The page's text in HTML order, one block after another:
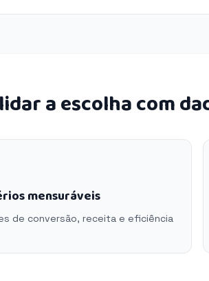
a escolha com
mensuráveis
de conversão, receita e eficiência